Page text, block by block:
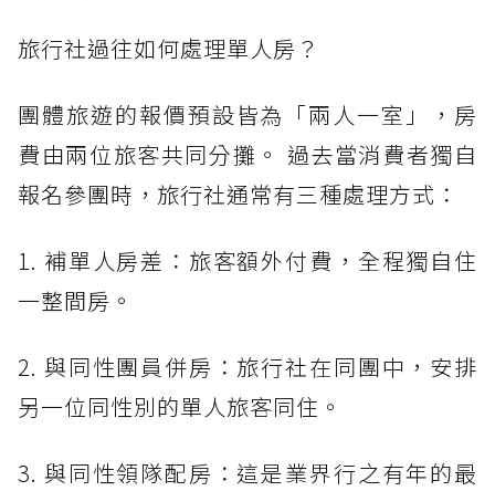
旅行社過往如何處理單人房？
團體旅遊的報價預設皆為「兩人一室」，房
費由兩位旅客共同分攤。 過去當消費者獨自
報名參團時，旅行社通常有三種處理方式：
1. 補單人房差：旅客額外付費，全程獨自住
一整間房。
2. 與同性團員併房：旅行社在同團中，安排
另一位同性別的單人旅客同住。
3. 與同性領隊配房：這是業界行之有年的最